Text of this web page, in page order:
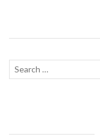
Recherche